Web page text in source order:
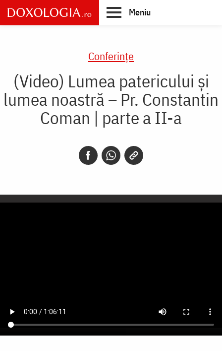
Skip
to
main
Meniu
Conferințe
(Video) Lumea patericului și
lumea noastră – Pr. Constantin
Coman | parte a II-a